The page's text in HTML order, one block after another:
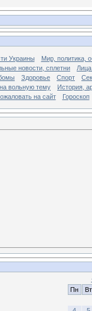
Украины
Мир, политика,
новости, сплетни
Лица
Здоровье Спорт
вольную тему
История,
на сайт
Гороскоп
Пн
Вт